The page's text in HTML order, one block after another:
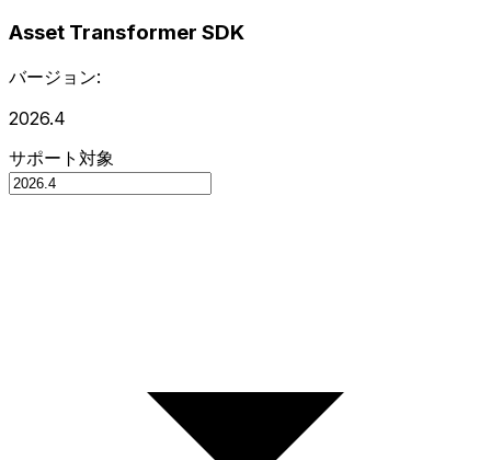
Asset Transformer SDK
バージョン:
2026.4
サポート対象